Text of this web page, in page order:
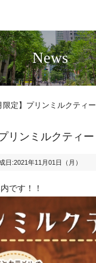
News
限定】プリンミルクティー
リンミルクティー
日:2021年11月01日（月）
です！！